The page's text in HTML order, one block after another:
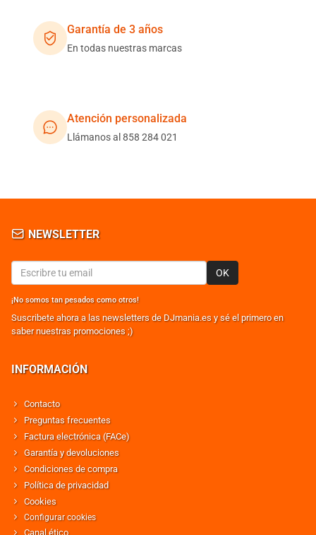
Garantía de 3 años
En todas nuestras marcas
Atención personalizada
Llámanos al 858 284 021
NEWSLETTER
OK
¡No somos tan pesados como otros!
Suscribete ahora a las newsletters de DJmania.es y sé el primero en
saber nuestras promociones ;)
INFORMACIÓN
Contacto
Preguntas frecuentes
Factura electrónica (FACe)
Garantía y devoluciones
Condiciones de compra
Política de privacidad
Cookies
Configurar cookies
Canal ético